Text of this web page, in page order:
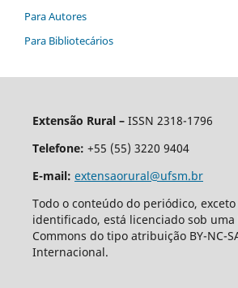
Para Autores
Para Bibliotecários
Extensão Rural – ISSN 2318-1796
Telefone: +55 (55) 3220 9404
E-mail: extensaorural@ufsm.br
Todo o conteúdo do periódico,
identificado, está licenciado sob uma
Commons do tipo atribuição BY-NC-
Internacional.